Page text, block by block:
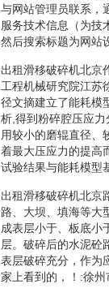
与网站管理员联系，
服务技术信息（为技
然后搜索标题为网站
出租滑移破碎机北京
工程机械研究院江苏
径文摘建立了能耗模
析,得到粉碎腔压应
用较小的磨辊直径、
着最大压应力的提高
试验结果与能耗模型
出租滑移破碎机北京
路、大坝、填海等大
成表层小于、板底小
层。破碎后的水泥砼
表层破碎充分，作为
家上看到的，！:徐州